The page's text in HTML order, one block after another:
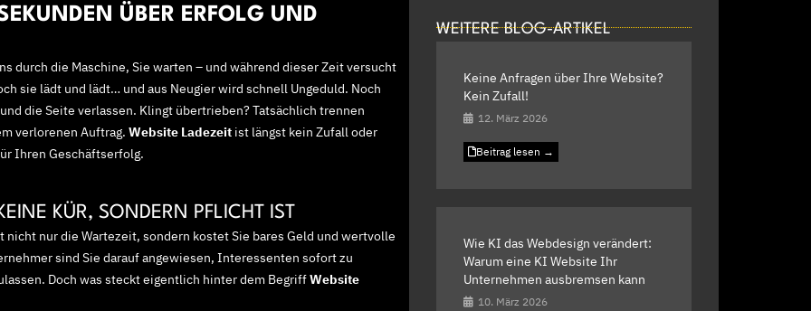
ÜBER ERFOLG UND
durch die Maschine, Sie warten – und während dieser Zeit versucht
sie lädt und lädt… und aus Neugier wird schnell Ungeduld. Noch
die Seite verlassen. Klingt übertrieben? Tatsächlich trennen
verlorenen Auftrag. Website Ladezeit ist längst kein Zufall oder
Ihren Geschäftserfolg.
KÜR, SONDERN PFLICHT IST
nur die Wartezeit, sondern kostet Sie bares Geld und wertvolle
sind Sie darauf angewiesen, Interessenten sofort zu
Doch was steckt eigentlich hinter dem BegriffWebsite
WEITERE BLOG-ARTIKEL
Keine Anfragen über Ihre Website?
Kein Zufall!
12. März 2026
Beitrag lesen →
Wie KI das Webdesign verändert:
Warum eine KI Website Ihr
Unternehmen ausbremsen kann
10. März 2026